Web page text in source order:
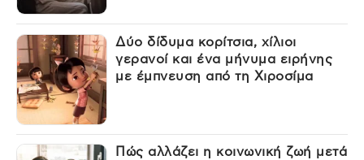
Δύο δίδυμα κορίτσια, χίλιοι
γερανοί και ένα μήνυμα ειρήνης
με έμπνευση από τη Χιροσίμα
Πώς αλλάζει η κοινωνική ζωή μετά